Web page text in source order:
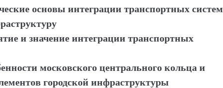
основы интеграции транспортных систем
и значение интеграции транспортных
московского центрального кольца и
городской инфраструктуры